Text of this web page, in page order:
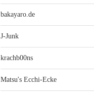
bakayaro.de
J-Junk
krachb00ns
Matsu's Ecchi-Ecke